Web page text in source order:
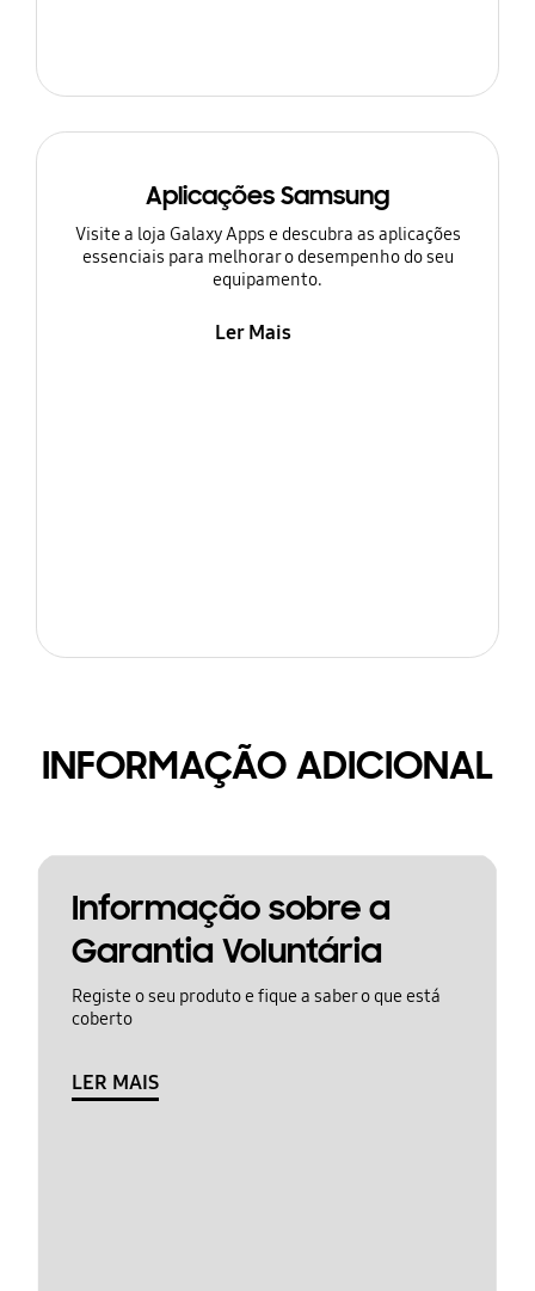
Aplicações Samsung
Visite a loja Galaxy Apps e descubra as aplicações
essenciais para melhorar o desempenho do seu
equipamento.
Ler Mais
INFORMAÇÃO ADICIONAL
Informação sobre a
Garantia Voluntária
Registe o seu produto e fique a saber o que está
coberto
LER MAIS